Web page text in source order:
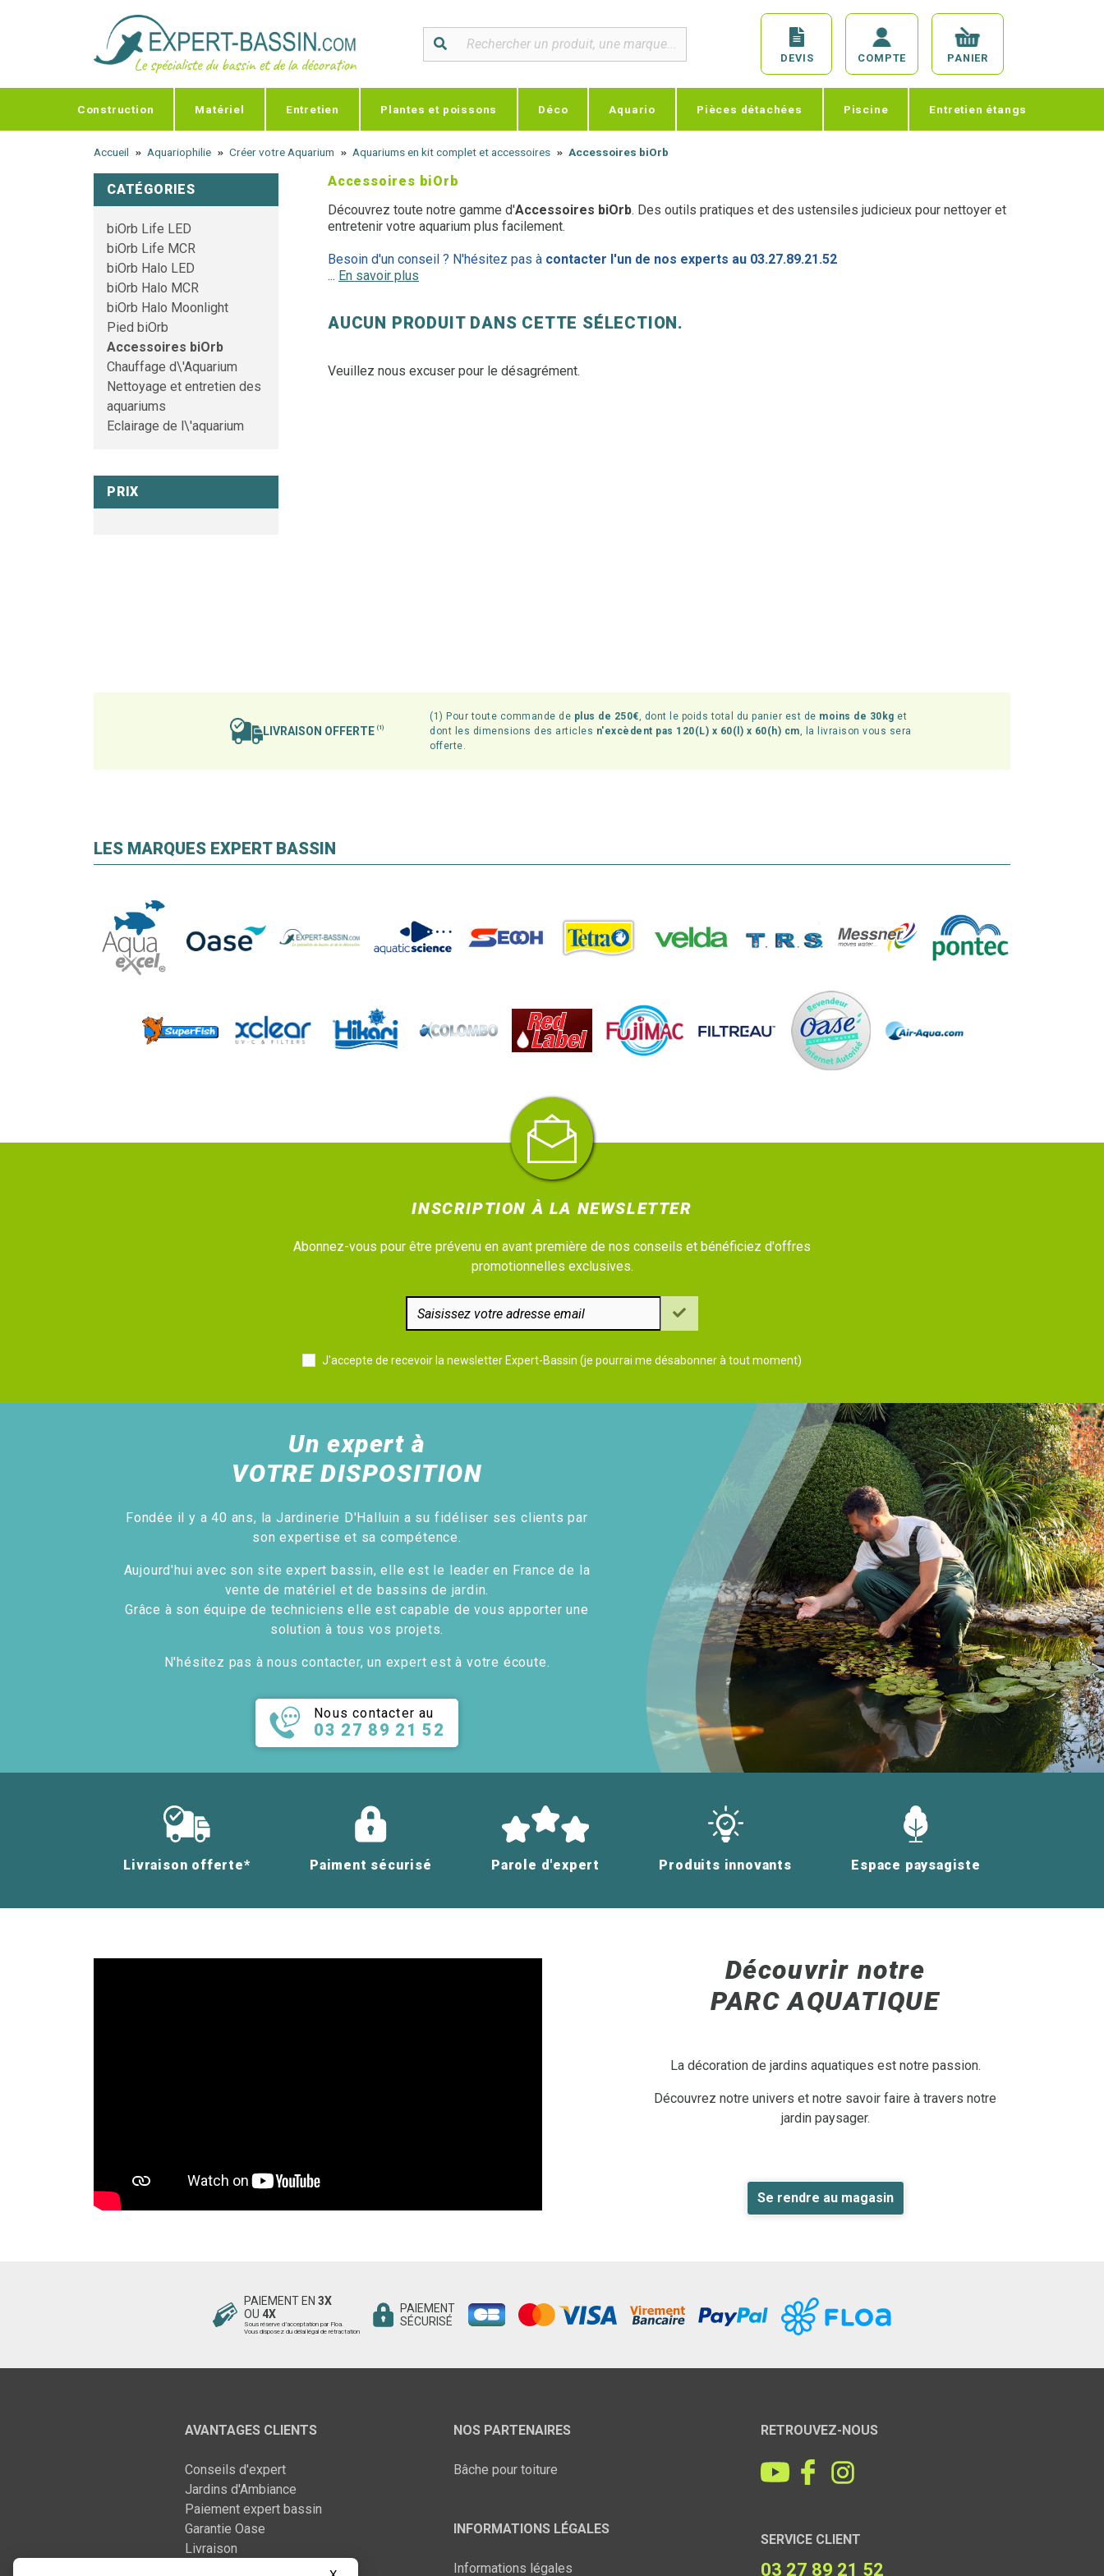
DEVIS COMPTE PANIER
Construction Matériel Entretien Plantes et poissons Déco Aquario Pièces détachées Piscine Entretien étangs
Accueil Aquariophilie Créer votre Aquarium Aquariums en kit complet et accessoires Accessoires biOrb
CATÉGORIES
biOrb Life LED
biOrb Life MCR
biOrb Halo LED
biOrb Halo MCR
biOrb Halo Moonlight
Pied biOrb
Accessoires biOrb
Chauffage d\'Aquarium
Nettoyage et entretien des
aquariums
Eclairage de l\'aquarium
PRIX
Accessoires biOrb
Découvrez toute notre gamme d'Accessoires biOrb. Des outils pratiques et des ustensiles judicieux pour nettoyer et
entretenir votre aquarium plus facilement.
Besoin d'un conseil ? N'hésitez pas à contacter l'un de nos experts au 03.27.89.21.52
... En savoir plus
AUCUN PRODUIT DANS CETTE SÉLECTION.
Veuillez nous excuser pour le désagrément.
LIVRAISON OFFERTE(1)
(1) Pour toute commande de plus de 250€, dont le poids total du panier est de moins de 30kg et
dont les dimensions des articles n'excèdent pas 120(L) x 60(l) x 60(h) cm, la livraison vous sera
offerte.
LES MARQUES EXPERT BASSIN
INSCRIPTION À LA NEWSLETTER
Abonnez-vous pour être prévenu en avant première de nos conseils et bénéficiez d'offres
promotionnelles exclusives.
J'accepte de recevoir la newsletter Expert-Bassin (je pourrai me désabonner à tout moment)
Un expert à
VOTRE DISPOSITION
Fondée il y a 40 ans, la Jardinerie D'Halluin a su fidéliser ses clients par
son expertise et sa compétence.
Aujourd'hui avec son site expert bassin, elle est le leader en France de la
vente de matériel et de bassins de jardin.
Grâce à son équipe de techniciens elle est capable de vous apporter une
solution à tous vos projets.
N'hésitez pas à nous contacter, un expert est à votre écoute.
Nous contacter au
03 27 89 21 52
Livraison offerte* Paiment sécurisé Parole d'expert Produits innovants Espace paysagiste
Découvrir notre
PARC AQUATIQUE
La décoration de jardins aquatiques est notre passion.
Découvrez notre univers et notre savoir faire à travers notre
jardin paysager.
Se rendre au magasin
PAIEMENT EN 3X
OU 4X
Sous réserve d’acceptation par Floa.
Vous disposez du délai légal de rétractation
PAIEMENT
SÉCURISÉ
AVANTAGES CLIENTS
Conseils d'expert
Jardins d'Ambiance
Paiement expert bassin
Garantie Oase
Livraison
NOS PARTENAIRES
Bâche pour toiture
INFORMATIONS LÉGALES
Informations légales
RETROUVEZ-NOUS
SERVICE CLIENT
03 27 89 21 52